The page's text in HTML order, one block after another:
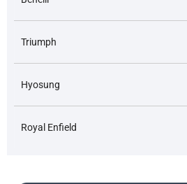
Triumph
Hyosung
Royal Enfield